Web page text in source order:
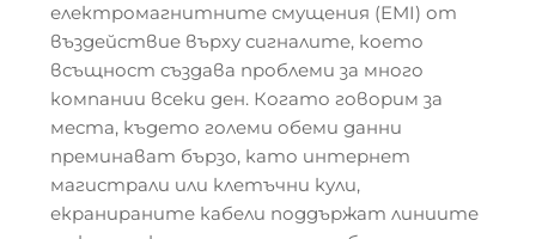
електромагнитните смущения (EMI) от
въздействие върху сигналите, което
всъщност създава проблеми за много
компании всеки ден. Когато говорим за
места, където големи обеми данни
преминават бързо, като интернет
магистрали или клетъчни кули,
екранираните кабели поддържат линиите